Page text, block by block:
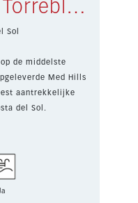
Appartement Torreblanca € 335.300,-
Sol
de middelste
Med Hills
aantrekkelijke
del Sol.
Ja